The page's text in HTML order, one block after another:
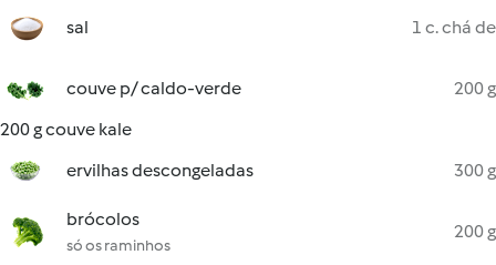
sal 1 c. chá de
couve p/ caldo-verde
200 g
200 g couve kale
ervilhas descongeladas
300 g
brócolos
só os raminhos
200 g